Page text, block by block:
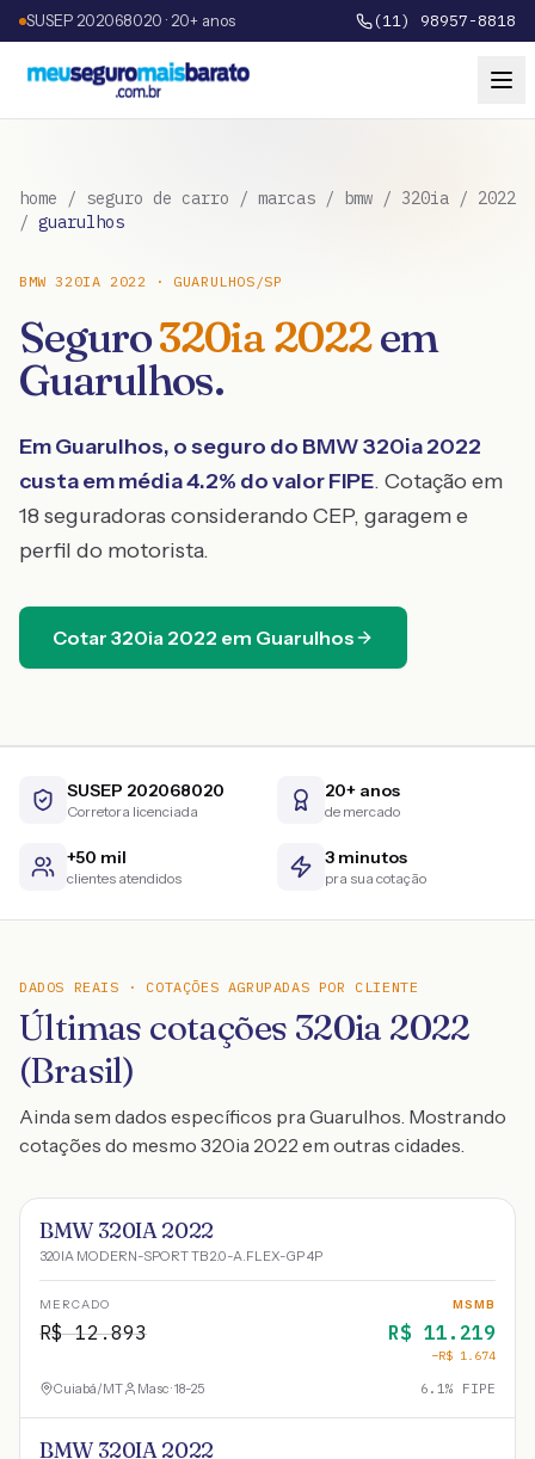
SUSEP 202068020 · 20+ anos (11) 98957-8818
home / seguro de carro / marcas / bmw / 320ia / 2022
/ guarulhos
BMW 320IA 2022 · GUARULHOS /SP
Seguro320ia2022em
Guarulhos.
EmGuarulhos, o seguro do BMW320ia2022
custa em média4.2% do valor FIPE. Cotação em
18 seguradoras considerando CEP, garagem e
perfil do motorista.
Cotar 320ia 2022 em Guarulhos
SUSEP 202068020
Corretora licenciada
20+ anos
de mercado
+50 mil
clientes atendidos
3 minutos
pra sua cotação
DADOS REAIS · COTAÇÕES AGRUPADAS POR CLIENTE
Últimas cotações 320ia 2022
(Brasil)
Ainda sem dados específicos pra Guarulhos. Mostrando
cotações do mesmo 320ia 2022 em outras cidades.
BMW 320IA 2022
320IA MODERN-SPORT TB 2.0-A.FLEX-GP 4P
MERCADO
R$12.893
MSMB
R$ 11.219
−R$ 1.674
Cuiabá/MT Masc · 18-25 6.1% FIPE
BMW 320IA 2022